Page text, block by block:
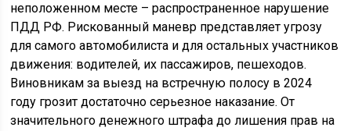
неположенном месте – распространенное нарушение
ПДД РФ. Рискованный маневр представляет угрозу
для самого автомобилиста и для остальных участников
движения: водителей, их пассажиров, пешеходов.
Виновникам за выезд на встречную полосу в 2024
году грозит достаточно серьезное наказание. От
значительного денежного штрафа до лишения прав на